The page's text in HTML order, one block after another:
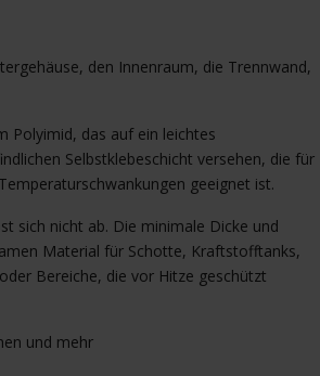
den Innenraum, die Trennwand,
Polyimid, das auf ein leichtes
Selbstklebeschicht versehen, die für
geeignet ist.
sich nicht ab. Die minimale Dicke und
Material für Schotte, Kraftstofftanks,
Bereiche, die vor Hitze geschützt
und mehr